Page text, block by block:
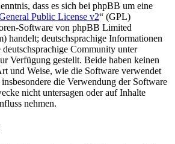
dass es sich bei phpBB um eine
Public License v2“ (GPL)
Software von phpBB Limited
handelt; deutschsprachige Informationen
Community unter
Verfügung gestellt. Beide haben keinen
und Weise, wie die Software verwendet
die Verwendung der Software
nicht untersagen oder auf Inhalte
nehmen.